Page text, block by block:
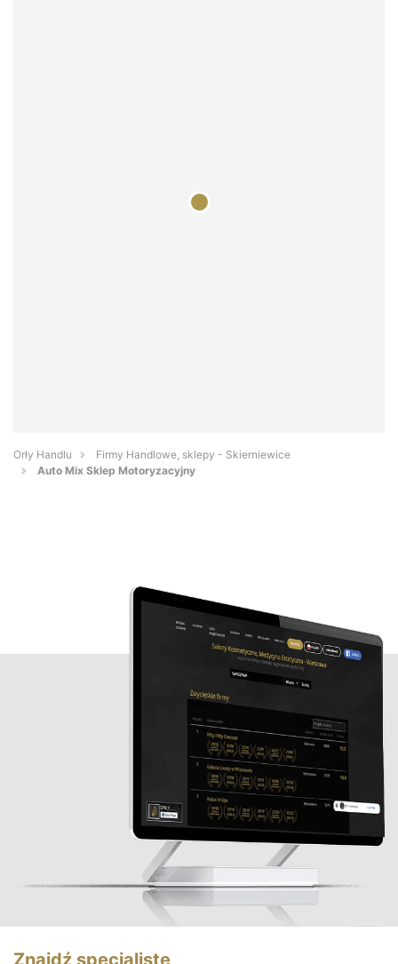
Orły Handlu
Firmy Handlowe, sklepy - Skierniewice
Auto Mix Sklep Motoryzacyjny
Znajdź specjalistę